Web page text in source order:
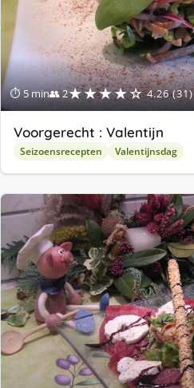
⏱ 5 min👥 2★★★★☆ 4.26 (31)
Voorgerecht : Valentijn
Seizoensrecepten Valentijnsdag